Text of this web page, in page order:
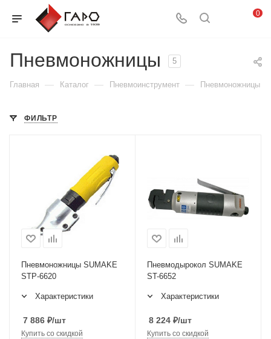
0
Пневмоножницы 5
Главная — Каталог — Пневмоинструмент — Пневмоножницы
ФИЛЬТР
Пневмоножницы SUMAKE
STP-6620
Характеристики
7 886 ₽/шт
Купить со скидкой
Пневмодырокол SUMAKE
ST-6652
Характеристики
8 224 ₽/шт
Купить со скидкой